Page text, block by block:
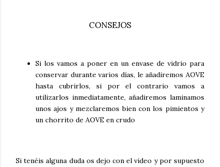
CONSEJOS
Si los vamos a poner en un envase de vidrio para
conservar durante varios días, le añadiremos AOVE
hasta cubrirlos, si por el contrario vamos a
utilizarlos inmediatamente, añadiremos laminamos
unos ajos y mezclaremos bien con los pimientos y
un chorrito de AOVE en crudo
Si tenéis alguna duda os dejo con el video y por supuesto